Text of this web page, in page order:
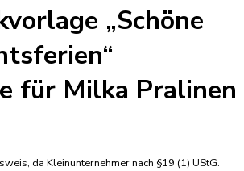
„Schöne
für Milka Pralinen
da Kleinunternehmer nach §19 (1) UStG.